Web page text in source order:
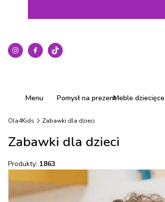
Menu Pomysł na prezentMeble dziecięce
Ola4Kids Zabawki dla dzieci
Zabawki dla dzieci
Produkty: 1863